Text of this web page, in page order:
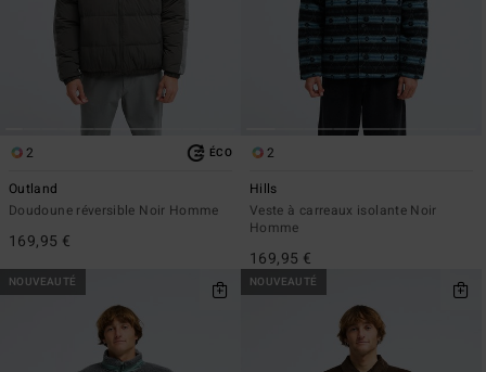
2 ÉCO
Outland
Doudoune réversible Noir Homme
169,95 €
2
Hills
Veste à carreaux isolante Noir
Homme
169,95 €
NOUVEAUTÉ NOUVEAUTÉ